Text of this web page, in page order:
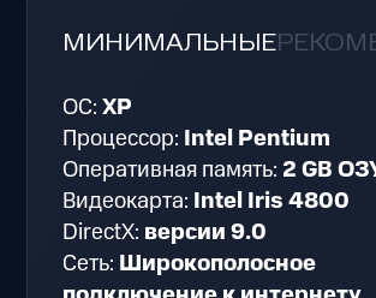
МИНИМАЛЬНЫЕ
ОС:XP
Процессор: Intel Pentium
Оперативная память: 2 GB
Видеокарта: Intel Iris 4800
DirectX: версии 9.0
Сеть: Широкополосное